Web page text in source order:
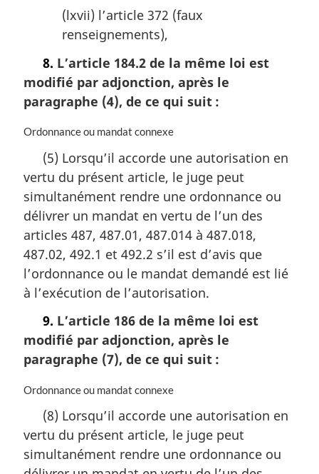
e
:
(lxvii) l’article 372 (faux
renseignements),
8. L’article 184.2 de la même loi est
modifié par adjonction, après le
paragraphe (4), de ce qui suit :
N
e
m
r
g
i
n
a
l
Ordonnance ou mandat connexe
(5) Lorsqu’il accorde une autorisation en
vertu du présent article, le juge peut
simultanément rendre une ordonnance ou
délivrer un mandat en vertu de l’un des
articles 487, 487.01, 487.014 à 487.018,
487.02, 492.1 et 492.2 s’il est d’avis que
l’ordonnance ou le mandat demandé est lié
à l’exécution de l’autorisation.
9. L’article 186 de la même loi est
modifié par adjonction, après le
paragraphe (7), de ce qui suit :
N
e
m
Ordonnance ou mandat connexe
(8) Lorsqu’il accorde une autorisation en
vertu du présent article, le juge peut
simultanément rendre une ordonnance ou